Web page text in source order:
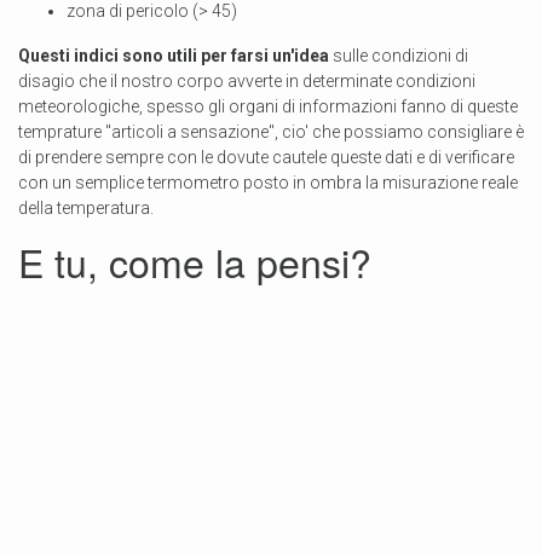
zona di pericolo (> 45)
Questi indici sono utili per farsi un'idea sulle condizioni di
disagio che il nostro corpo avverte in determinate condizioni
meteorologiche, spesso gli organi di informazioni fanno di queste
temprature "articoli a sensazione", cio' che possiamo consigliare è
di prendere sempre con le dovute cautele queste dati e di verificare
con un semplice termometro posto in ombra la misurazione reale
della temperatura.
E tu, come la pensi?